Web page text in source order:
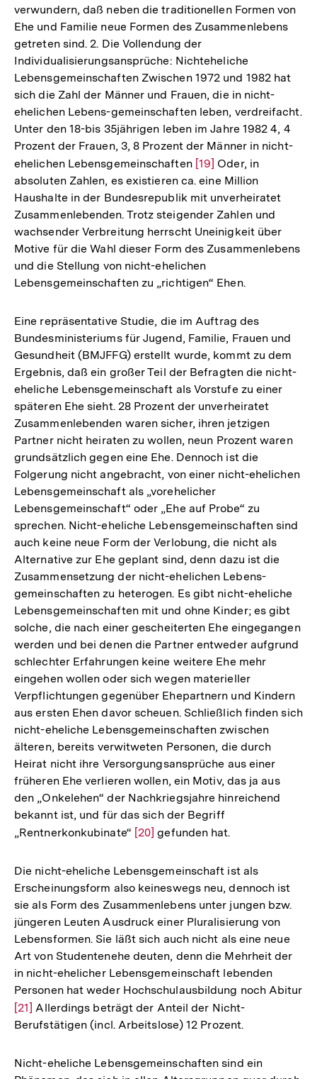
verwundern, daß neben die traditionellen Formen von
Ehe und Familie neue Formen des Zusammenlebens
getreten sind. 2. Die Vollendung der
Individualisierungsansprüche: Nichteheliche
Lebensgemeinschaften Zwischen 1972 und 1982 hat
sich die Zahl der Männer und Frauen, die in nicht-
ehelichen Lebens-gemeinschaften leben, verdreifacht.
Unter den 18-bis 35jährigen leben im Jahre 1982 4, 4
Prozent der Frauen, 3, 8 Prozent der Männer in nicht-
ehelichen Lebensgemeinschaften Zur
Auflösung
der
Fußnote
[19] Oder, in
absoluten Zahlen, es existieren ca. eine Million
Haushalte in der Bundesrepublik mit unverheiratet
Zusammenlebenden. Trotz steigender Zahlen und
wachsender Verbreitung herrscht Uneinigkeit über
Motive für die Wahl dieser Form des Zusammenlebens
und die Stellung von nicht-ehelichen
Lebensgemeinschaften zu „richtigen“ Ehen.
Eine repräsentative Studie, die im Auftrag des
Bundesministeriums für Jugend, Familie, Frauen und
Gesundheit (BMJFFG) erstellt wurde, kommt zu dem
Ergebnis, daß ein großer Teil der Befragten die nicht-
eheliche Lebensgemeinschaft als Vorstufe zu einer
späteren Ehe sieht. 28 Prozent der unverheiratet
Zusammenlebenden waren sicher, ihren jetzigen
Partner nicht heiraten zu wollen, neun Prozent waren
grundsätzlich gegen eine Ehe. Dennoch ist die
Folgerung nicht angebracht, von einer nicht-ehelichen
Lebensgemeinschaft als „vorehelicher
Lebensgemeinschaft“ oder „Ehe auf Probe“ zu
sprechen. Nicht-eheliche Lebensgemeinschaften sind
auch keine neue Form der Verlobung, die nicht als
Alternative zur Ehe geplant sind, denn dazu ist die
Zusammensetzung der nicht-ehelichen Lebens-
gemeinschaften zu heterogen. Es gibt nicht-eheliche
Lebensgemeinschaften mit und ohne Kinder; es gibt
solche, die nach einer gescheiterten Ehe eingegangen
werden und bei denen die Partner entweder aufgrund
schlechter Erfahrungen keine weitere Ehe mehr
eingehen wollen oder sich wegen materieller
Verpflichtungen gegenüber Ehepartnern und Kindern
aus ersten Ehen davor scheuen. Schließlich finden sich
nicht-eheliche Lebensgemeinschaften zwischen
älteren, bereits verwitweten Personen, die durch
Heirat nicht ihre Versorgungsansprüche aus einer
früheren Ehe verlieren wollen, ein Motiv, das ja aus
den „Onkelehen“ der Nachkriegsjahre hinreichend
bekannt ist, und für das sich der Begriff
„Rentnerkonkubinate“ Zur
der
Fußnote
[20] gefunden hat.
Die nicht-eheliche Lebensgemeinschaft ist als
Erscheinungsform also keineswegs neu, dennoch ist
sie als Form des Zusammenlebens unter jungen bzw.
jüngeren Leuten Ausdruck einer Pluralisierung von
Lebensformen. Sie läßt sich auch nicht als eine neue
Art von Studentenehe deuten, denn die Mehrheit der
in nicht-ehelicher Lebensgemeinschaft lebenden
Personen hat weder Hochschulausbildung noch Abitur
Zur
Auflösung
Fußnote
[21] Allerdings beträgt der Anteil der Nicht-
Berufstätigen (incl. Arbeitslose) 12 Prozent.
Nicht-eheliche Lebensgemeinschaften sind ein